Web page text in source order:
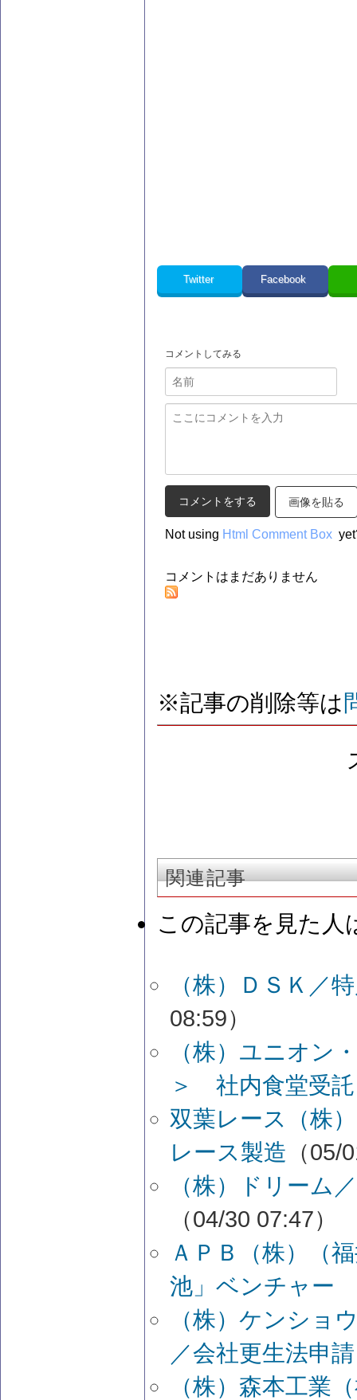
Twitter Facebook
コメントしてみる
画像を貼る
Not using Html Comment Box
コメントはまだありません
※記事の削除等は
関連記事
この記事を見た人
（株）ＤＳＫ／
08:59）
（株）ユニオン
＞ 社内食堂受託
双葉レース（株
レース製造 （05/
（株）ドリーム
（04/30 07:47）
ＡＰＢ（株）（
池」ベンチャー
（株）ケンショ
／会社更生法申
（株）森本工業